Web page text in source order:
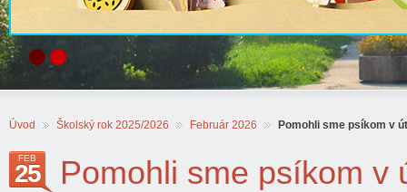
Úvod Školský rok 2025/2026 Február 2026 Pomohli sme psíkom v
FEB
25 Pomohli sme psíkom v